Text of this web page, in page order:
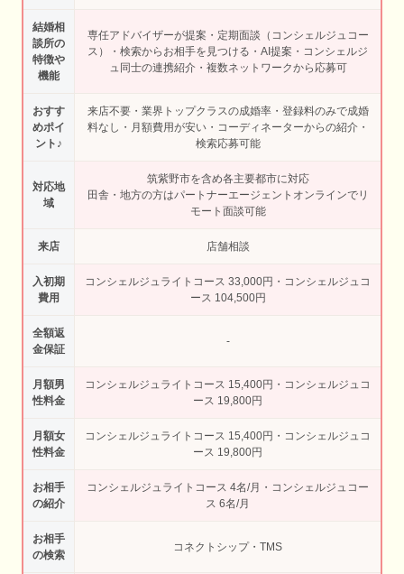
結婚相
談所の
特徴や
機能
専任アドバイザーが提案・定期面談（コンシェルジュコー
ス）・検索からお相手を見つける・AI提案・コンシェルジ
ュ同士の連携紹介・複数ネットワークから応募可
おすす
めポイ
ント♪
来店不要・業界トップクラスの成婚率・登録料のみで成婚
料なし・月額費用が安い・コーディネーターからの紹介・
検索応募可能
対応地
域
筑紫野市を含め各主要都市に対応
田舎・地方の方はパートナーエージェントオンラインでリ
モート面談可能
来店 店舗相談
入初期
費用
コンシェルジュライトコース 33,000円・コンシェルジュコ
ース 104,500円
全額返
金保証
-
月額男
性料金
コンシェルジュライトコース 15,400円・コンシェルジュコ
ース 19,800円
月額女
性料金
コンシェルジュライトコース 15,400円・コンシェルジュコ
ース 19,800円
お相手
の紹介
コンシェルジュライトコース 4名/月・コンシェルジュコー
ス 6名/月
お相手
の検索
コネクトシップ・TMS